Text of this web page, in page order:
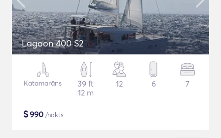
Lagoon 400 S2
Katamarāns
39 ft
12 m
12 6 7
$990 /nakts